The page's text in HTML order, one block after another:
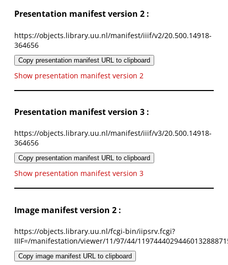
Presentation manifest version 2 :
https://objects.library.uu.nl/manifest/iiif/v2/20.500.14918-
364656
Copy presentation manifest URL to clipboard
Show presentation manifest version 2
Presentation manifest version 3 :
https://objects.library.uu.nl/manifest/iiif/v3/20.500.14918-
364656
Copy presentation manifest URL to clipboard
Show presentation manifest version 3
Image manifest version 2 :
https://objects.library.uu.nl/fcgi-bin/iipsrv.fcgi?
IIIF=/manifestation/viewer/11/97/44/
Copy image manifest URL to clipboard